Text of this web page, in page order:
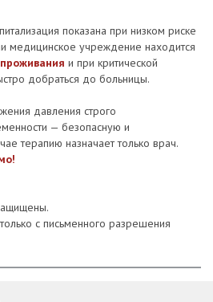
показана при низком риске
медицинское учреждение находится
и при критической
добраться до больницы.
давления строго
— безопасную и
терапию назначает только врач.
с письменного разрешения